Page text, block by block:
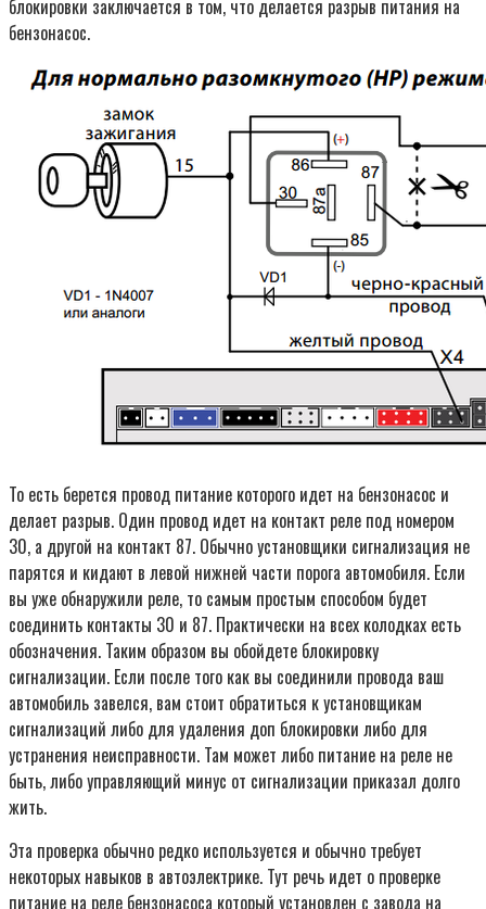
блокировки заключается в том, что делается разрыв питания на
бензонасос.
То есть берется провод питание которого идет на бензонасос и
делает разрыв. Один провод идет на контакт реле под номером
30, а другой на контакт 87. Обычно установщики сигнализация не
парятся и кидают в левой нижней части порога автомобиля. Если
вы уже обнаружили реле, то самым простым способом будет
соединить контакты 30 и 87. Практически на всех колодках есть
обозначения. Таким образом вы обойдете блокировку
сигнализации. Если после того как вы соединили провода ваш
автомобиль завелся, вам стоит обратиться к установщикам
сигнализаций либо для удаления доп блокировки либо для
устранения неисправности. Там может либо питание на реле не
быть, либо управляющий минус от сигнализации приказал долго
жить.
Эта проверка обычно редко используется и обычно требует
некоторых навыков в автоэлектрике. Тут речь идет о проверке
питание на реле бензонасоса который установлен с завода на